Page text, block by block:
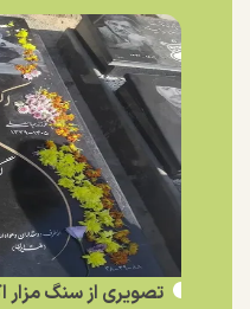
تصویری از سنگ مزار